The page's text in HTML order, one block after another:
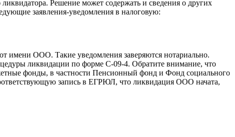
Решение может содержать и сведения о других
заявления-уведомления в налоговую:
имени ООО. Такие уведомления заверяются нотариально.
ликвидации по форме С-09-4. Обратите внимание, что
фонды, в частности Пенсионный фонд и Фонд социального
запись в ЕГРЮЛ, что ликвидация ООО начата,